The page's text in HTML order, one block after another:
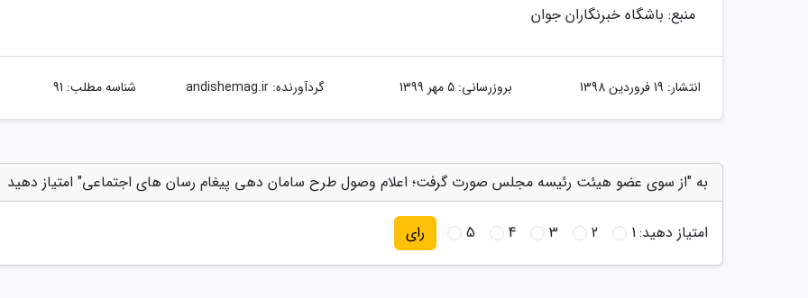
منبع: باشگاه خبرنگاران جوان
انتشار: 19 فروردین 1398 بروزرسانی: 5 مهر 1399 گردآورنده:andishemag.ir شناسه مطلب: 91
به "از سوی عضو هیئت رئیسه مجلس صورت گرفت؛ اعلام وصول طرح سامان دهی پیغام رسان های اجتماعی" امتیاز دهید
امتیاز دهید:1
2
3
4
5 رای